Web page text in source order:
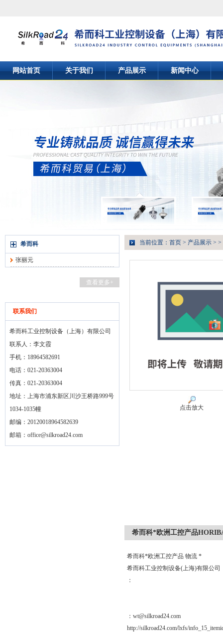
网站首页 关于我们 产品展示 新闻中心
希而科
张丽元
查看更多+
联系我们
希而科工业控制设备（上海）有限公司
联系人：李文霞
手机：18964582691
电话：021-20363004
传真：021-20363004
地址：上海市浦东新区川沙王桥路999号
1034-1035幢
邮编：20120018964582639
邮箱： office@silkroad24.com
当前位置： 首页 > 产品展示 > >
点击放大
希而科*欧洲工控产品
希而科*欧洲工控产品 物流 *
希而科工业控制设备(上海)有限公
：
：wt@silkroad24.com
http://silkroad24.com/lxfs/